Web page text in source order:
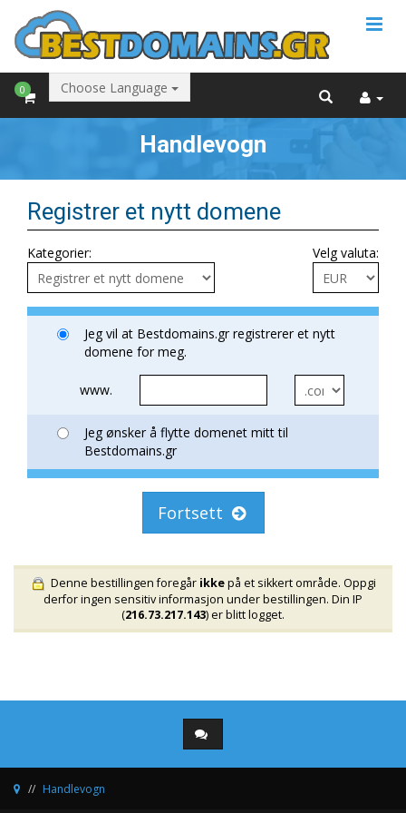
0 Choose Language
Handlevogn
Registrer et nytt domene
Kategorier: Velg valuta:
Jeg vil at Bestdomains.gr registrerer et nytt
domene for meg.
www.
Jeg ønsker å flytte domenet mitt til
Bestdomains.gr
Fortsett
Denne bestillingen foregår ikkepå et sikkert område. Oppgi
derfor ingen sensitiv informasjon under bestillingen. Din IP
(216.73.217.143) er blitt logget.
Handlevogn